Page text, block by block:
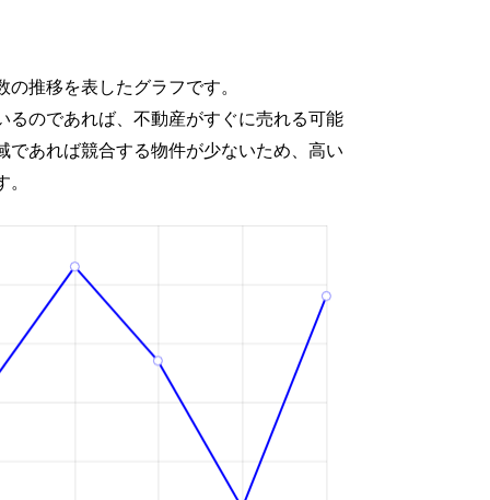
推移を表したグラフです。
るのであれば、不動産がすぐに売れる可能
であれば競合する物件が少ないため、高い